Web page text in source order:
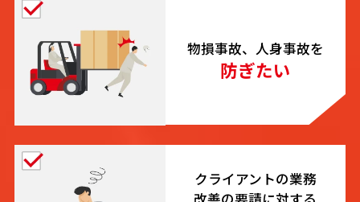
物損事故、人身事故を
防ぎたい
クライアントの業務